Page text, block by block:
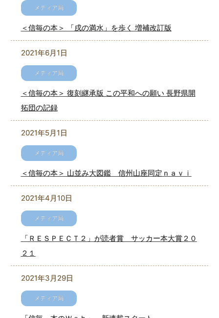
＜信毎の本＞ 「戌の満水」を歩く 増補改訂版
2021年6月1日
＜信毎の本＞ 復刻継承版 この平和への願い 長野県開
拓団の記録
2021年5月1日
＜信毎の本＞ 山並み大図鑑 信州山座同定ｎａｖｉ
2021年4月10日
「ＲＥＳＰＥＣＴ２」が読者賞 サッカー本大賞２０
２１
2021年3月29日